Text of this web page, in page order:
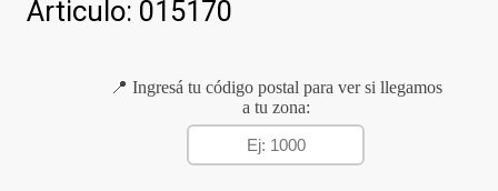
Articulo: 015170
📍 Ingresá tu código postal para ver si llegamos
a tu zona: